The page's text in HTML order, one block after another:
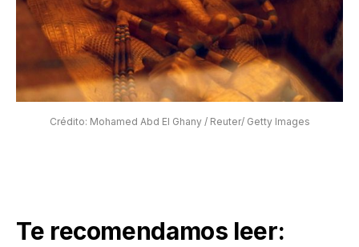
Crédito: Mohamed Abd El Ghany / Reuter/ Getty Images
Te recomendamos leer: